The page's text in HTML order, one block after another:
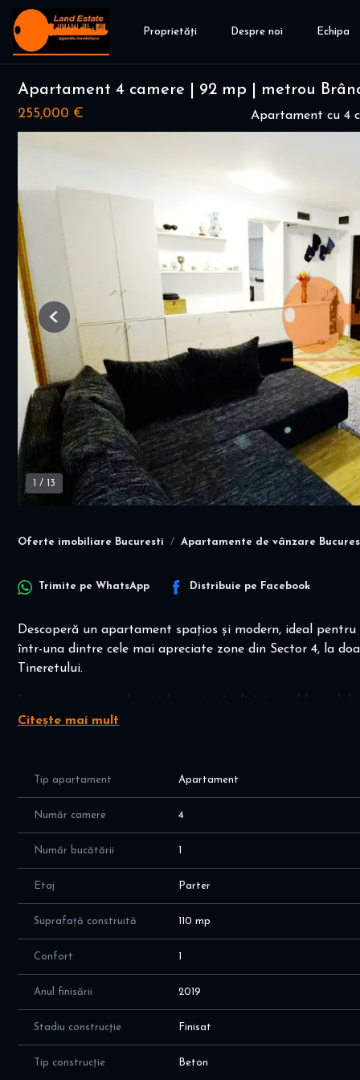
Proprietăți Despre noi Echipa
Apartament 4 camere | 92 mp | metrou
255,000 € Apartament cu 4
1 / 13
Previous
Oferte imobiliare Bucuresti Apartamente de vânzare
Trimite pe WhatsApp Distribuie pe Facebook
Descoperă un apartament spațios și modern, ideal
într-una dintre cele mai apreciate zone din Sector 4, la
Tineretului.
Locuința este amplasată la parter înalt într-un bloc solid
mp, compartimentată eficient pentru confort și
Parter înalt
2 grupuri sanitare
Bucătărie spațioasă
2 boxe pentru depozitare
Loc de parcare ADP inclus
Dotări premium
TV integrat în oglindă
Frigider side-by-side Samsung
Mașină de spălat vase Gorenje
Centrală termică proprie
Citește mai mult
Tip apartament Apartament
Număr camere 4
Număr bucătării 1
Etaj Parter
Suprafață construită 110 mp
Confort 1
Anul finisării 2019
Stadiu construcție Finisat
Tip construcție Beton